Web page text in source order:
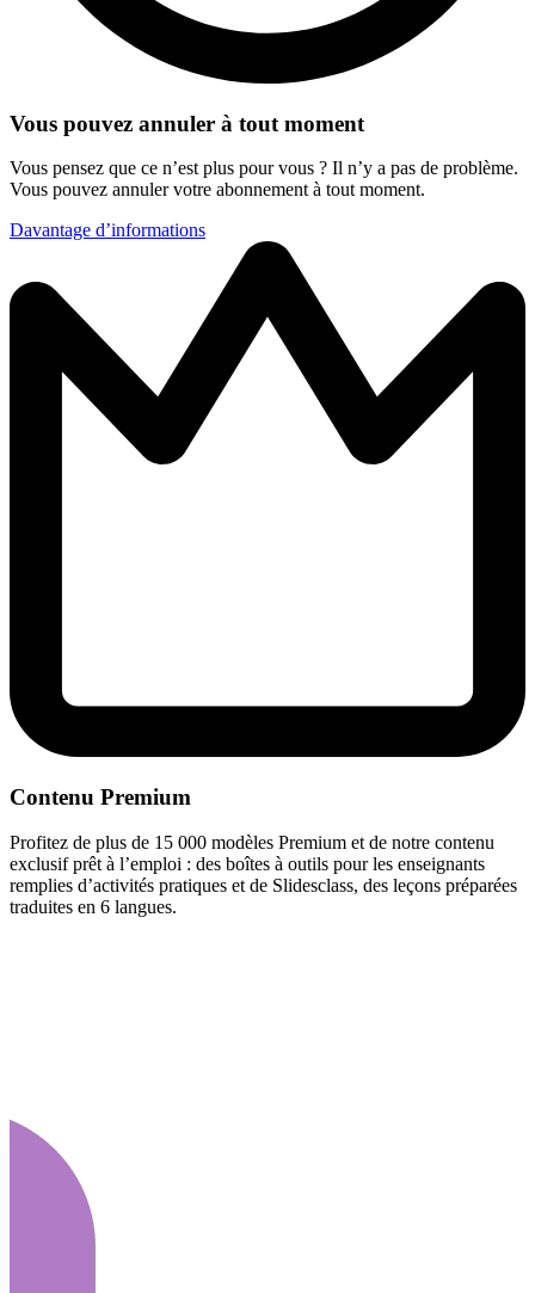
Vous pouvez annuler à tout moment
Vous pensez que ce n’est plus pour vous ? Il n’y a pas de problème.
Vous pouvez annuler votre abonnement à tout moment.
Davantage d’informations
Contenu Premium
Profitez de plus de 15 000 modèles Premium et de notre contenu
exclusif prêt à l’emploi : des boîtes à outils pour les enseignants
remplies d’activités pratiques et de Slidesclass, des leçons préparées
traduites en 6 langues.